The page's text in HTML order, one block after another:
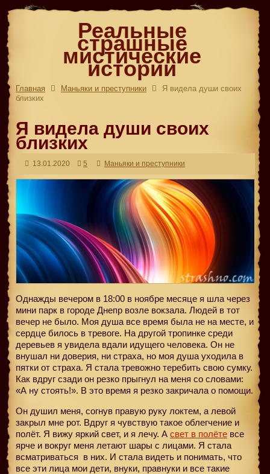
Реальные
страшные
мистические
истории
Главная Маньяки и преступники
Я видела души своих
близких
Я видела души своих
близких
13.01.2020 5 Маньяки и преступники
Однажды вечером в 18:00 в ноябре месяце я шла через
мини парк в городе Днепр возле вокзала. Людей в тот
вечер не было. Моя душа все время была не на месте, и
сердце билось в тревоге. На другой тропинке среди
деревьев я увидела вдали идущего человека. Он не
внушал ни доверия, ни страха, но моя душа уходила в
пятки от страха. Я стала тревожно теребить свою сумку.
Как вдруг сзади он резко прыгнул на меня со словами:
«А ну стоять!». В это время я резко закричала о помощи.
Он душил меня, согнув правую руку локтем, а левой
закрыл мне рот. Вдруг я чувствую такое облегчение и
полёт. Я вижу яркий свет, и я лечу. А свет в полёте все
ярче и вокруг меня летают шары с лицами. Я стала
всматриваться в них. И стала видеть и понимать, что
все эти лица мои дети, внуки, правнуки и все такие